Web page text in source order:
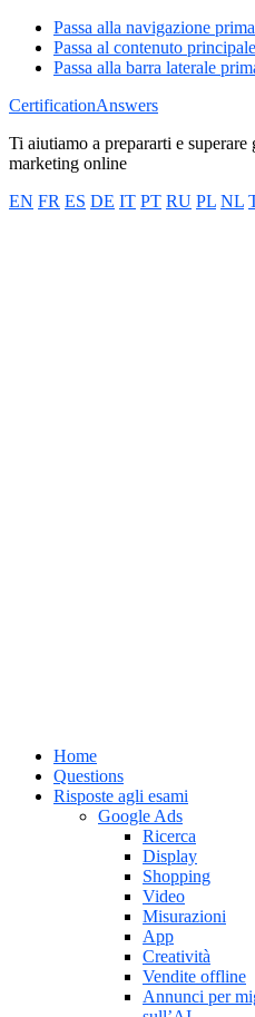
Passa alla navigazione
Passa al contenuto principale
Passa alla barra laterale
CertificationAnswers
Ti aiutiamo a prepararti e
marketing online
EN FR ES DE IT PT RU PL NL
Home
Questions
Risposte agli esami
Google Ads
Ricerca
Display
Shopping
Video
Misurazioni
App
Creatività
Vendite offline
Annunci per